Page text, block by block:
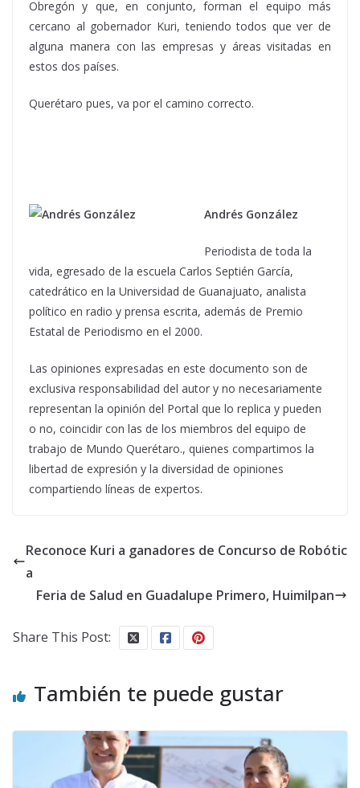
Obregón y que, en conjunto, forman el equipo más
cercano al gobernador Kuri, teniendo todos que ver de
alguna manera con las empresas y áreas visitadas en
estos dos países.
Querétaro pues, va por el camino correcto.
Andrés González
Periodista de toda la
vida, egresado de la escuela Carlos Septién García,
catedrático en la Universidad de Guanajuato, analista
político en radio y prensa escrita, además de Premio
Estatal de Periodismo en el 2000.
Las opiniones expresadas en este documento son de
exclusiva responsabilidad del autor y no necesariamente
representan la opinión del Portal que lo replica y pueden
o no, coincidir con las de los miembros del equipo de
trabajo de Mundo Querétaro., quienes compartimos la
libertad de expresión y la diversidad de opiniones
compartiendo líneas de expertos.
Reconoce Kuri a ganadores de Concurso de Robótic
a
Feria de Salud en Guadalupe Primero, Huimilpan
Share This Post:
También te puede gustar